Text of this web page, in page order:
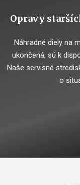
Opravy
Náhradné diely na
ukončená, sú k
Naše servisné
o